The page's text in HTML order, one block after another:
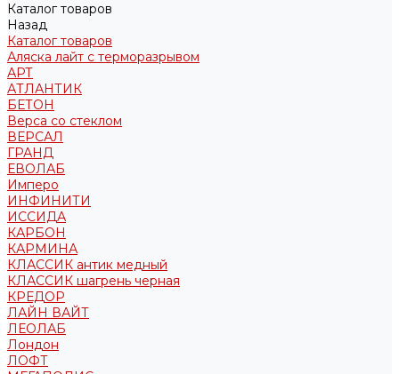
Каталог товаров
Назад
Каталог товаров
Аляска лайт с терморазрывом
АРТ
АТЛАНТИК
БЕТОН
Верса со стеклом
ВЕРСАЛ
ГРАНД
ЕВОЛАБ
Имперо
ИНФИНИТИ
ИССИДА
КАРБОН
КАРМИНА
КЛАССИК антик медный
КЛАССИК шагрень черная
КРЕДОР
ЛАЙН ВАЙТ
ЛЕОЛАБ
Лондон
ЛОФТ